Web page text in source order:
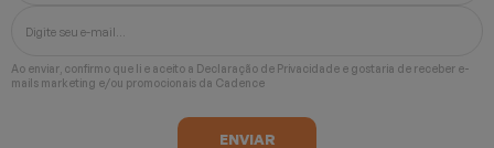
Ao enviar, confirmo que li e aceito a Declaração de Privacidade e gostaria de receber e-
mails marketing e/ou promocionais da Cadence